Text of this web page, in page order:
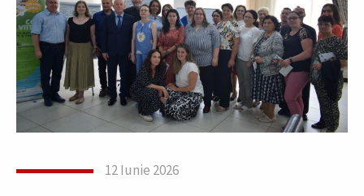
12 Iunie 2026